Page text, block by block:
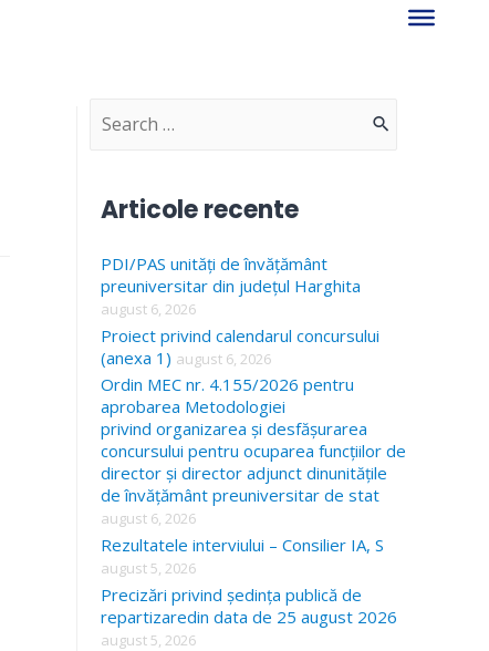
S
c
h
f
o
r
:
Articole recente
PDI/PAS unități de învățământ
preuniversitar din județul Harghita
august 6, 2026
Proiect privind calendarul concursului
(anexa 1) august 6, 2026
Ordin MEC nr. 4.155/2026 pentru
aprobarea Metodologiei
privind organizarea și desfășurarea
concursului pentru ocuparea funcțiilor de
director și director adjunct dinunitățile
de învățământ preuniversitar de stat
august 6, 2026
Rezultatele interviului – Consilier IA, S
august 5, 2026
Precizări privind ședința publică de
repartizaredin data de 25 august 2026
august 5, 2026